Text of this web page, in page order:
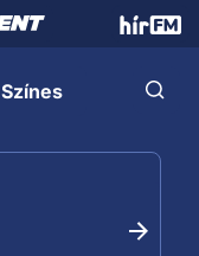
Színes